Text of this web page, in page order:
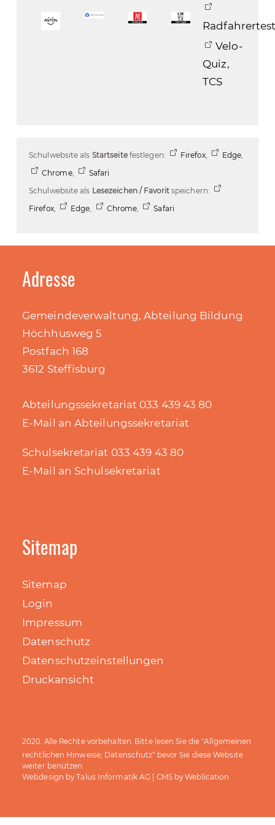
Velo-
Quiz,
TCS
Schulwebsite als Startseite festlegen: Firefox, Edge,
Chrome,
Safari
Schulwebsite als Lesezeichen / Favoritspeichern:
Firefox, Edge, Chrome, Safari
Adresse
Gemeindeverwaltung, Abteilung Bildung
Höchhusweg 5
Postfach 168
3612 Steffisburg
Abteilungssekretariat 033 439 43 80
E-Mail an Abteilungssekretariat
Schulsekretariat 033 439 43 80
E-Mail an Schulsekretariat
Sitemap
Sitemap
Login
Impressum
Datenschutz
Datenschutzeinstellungen
Druckansicht
2020. Alle Rechte vorbehalten. Bitte lesen Sie die "Allgemeinen
rechtlichen Hinweise, Datenschutz" bevor Sie diese Website
weiter benützen.
Webdesign byTalus Informatik AG | CMS byWeblication